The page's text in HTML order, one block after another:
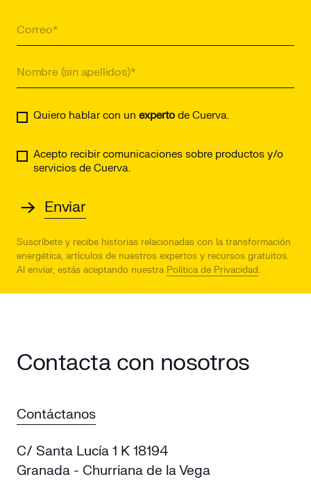
Quiero hablar con un experto de Cuerva.
Acepto recibir comunicaciones sobre productos y/o
servicios de Cuerva.
Suscríbete y recibe historias relacionadas con la transformación
energética, artículos de nuestros expertos y recursos gratuitos.
Al enviar, estás aceptando nuestra Política de Privacidad.
Contacta con nosotros
Contáctanos
C/ Santa Lucía 1 K 18194
Granada - Churriana de la Vega